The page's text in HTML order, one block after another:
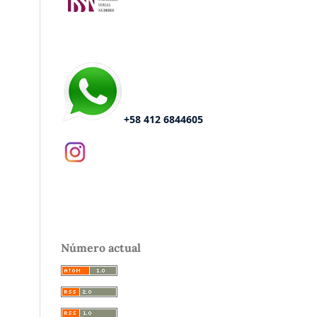
+58 412 6844605
Número actual